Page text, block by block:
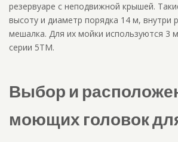
резервуаре с неподвижной крышей.
высоту и диаметр порядка 14 м, внутри
мешалка. Для их мойки используются 3
серии 5TM.
Выбор и
моющих головок